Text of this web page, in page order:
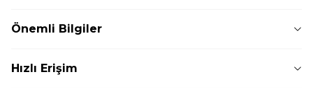
Önemli Bilgiler
Hızlı Erişim